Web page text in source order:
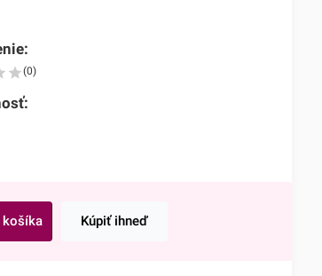
(0)
Kúpiť ihneď